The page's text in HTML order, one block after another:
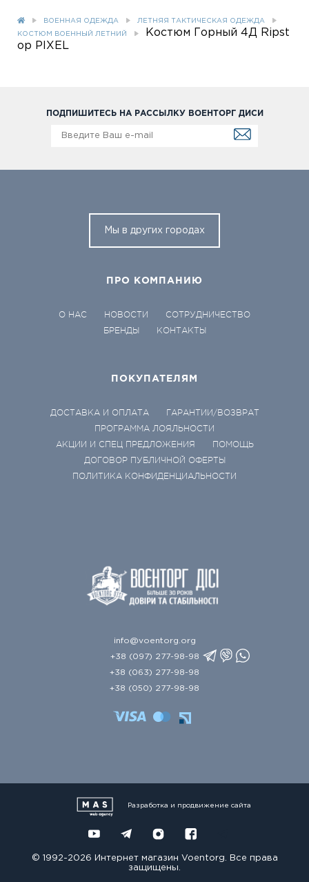
ВОЕННАЯ ОДЕЖДА ЛЕТНЯЯ ТАКТИЧЕСКАЯ ОДЕЖДА
КОСТЮМ ВОЕННЫЙ ЛЕТНИЙ
Костюм Горный 4Д Ripst
op PIXEL
ПОДПИШИТЕСЬ НА РАССЫЛКУ ВОЕНТОРГ ДИСИ
Мы в других городах
ПРО КОМПАНИЮ
О НАС НОВОСТИ
СОТРУДНИЧЕСТВО
БРЕНДЫ
КОНТАКТЫ
ПОКУПАТЕЛЯМ
ДОСТАВКА И ОПЛАТА
ГАРАНТИИ/ВОЗВРАТ
ПРОГРАММА ЛОЯЛЬНОСТИ
АКЦИИ И СПЕЦ ПРЕДЛОЖЕНИЯ
ПОМОЩЬ
ДОГОВОР ПУБЛИЧНОЙ ОФЕРТЫ
ПОЛИТИКА КОНФИДЕНЦИАЛЬНОСТИ
info@voentorg.org
+38 (097) 277-98-98
+38 (063) 277-98-98
+38 (050) 277-98-98
© 1992-2026 Интернет магазин Voentorg. Все права
защищены.
Разработка и продвижение сайта